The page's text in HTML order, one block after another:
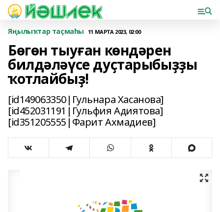
Яңылыҡтар таҫмаһы 11 МАРТА 2023, 02:00
Бөгөн тыуған көндәрен
билдәләүсе дуҫтарыбыҙҙы
ҡотлайбыҙ!
[id149063350|Гульнара Хасанова]
[id452031191|Гульфия Адиятова]
[id351205555|Фарит Ахмадиев]